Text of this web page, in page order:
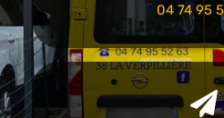
04 74 95